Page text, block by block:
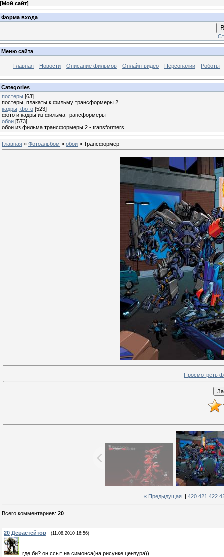
[Мой сайт]
Форма входа
Меню сайта
Главная Новости Описание фильмов Онлайн-видео Персоналии Роботы
Categories
постеры [63]
постеры, плакаты к фильму трансформеры 2
кадры, фото [523]
фото и кадры из фильма трансформеры
обои [573]
обои из фильма трансформеры 2 - transformers
Главная » Фотоальбом » обои » Трансформер
Просмотреть
« Предыдущая 420 421 422
Всего комментариев: 20
20 Девастейтор (11.08.2010 16:56)
где би? он ссыт на симонса(на рисунке цензура))